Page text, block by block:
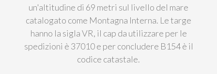
un'altitudine di 69 metri sul livello del mare
catalogato come Montagna Interna. Le targe
hanno la sigla VR, il cap da utilizzare per le
spedizioni è 37010 e per concludere B154 è il
codice catastale.